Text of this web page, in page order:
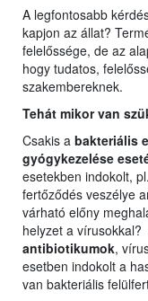
A legfontosabb
kapjon az állat?
felelőssége, de az
hogy tudatos,
szakembereknek.
Tehát mikor van
Csakis a bakteriális
gyógykezelése
esetekben indokolt,
fertőződés veszélye
várható előny
helyzet a vírusokkal?
antibiotikumok,
esetben indokolt a
van bakteriális